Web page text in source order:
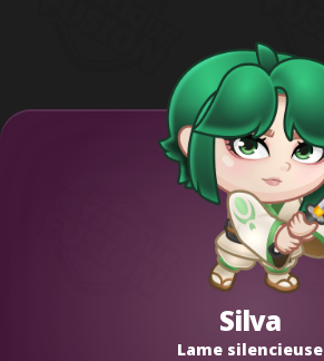
Silva
Lame silencieuse